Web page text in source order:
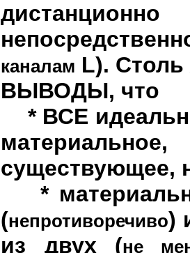
каналам L).
ВЫВОДЫ, что
* ВСЕ
существующее,
*
(непротиворечиво)
из двух (не